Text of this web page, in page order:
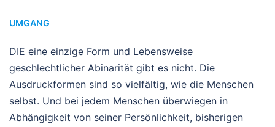
UMGANG
DIE eine einzige Form und Lebensweise
geschlechtlicher Abinarität gibt es nicht. Die
Ausdruckformen sind so vielfältig, wie die Menschen
selbst. Und bei jedem Menschen überwiegen in
Abhängigkeit von seiner Persönlichkeit, bisherigen